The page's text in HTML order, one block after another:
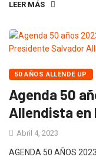
LEER MÁS
50 AÑOS ALLENDE UP
Agenda 50
Allendista en
Abril 4, 2023
AGENDA 50 AÑOS